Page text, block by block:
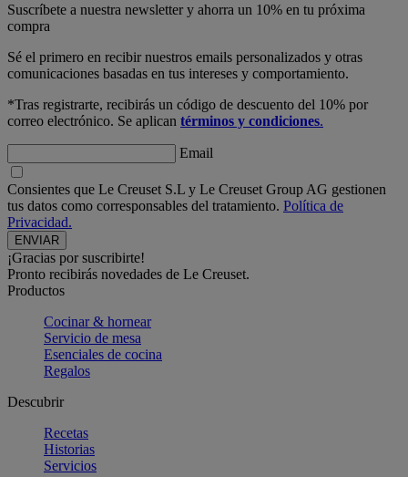
Suscríbete a nuestra newsletter y ahorra un 10% en tu próxima
compra
Sé el primero en recibir nuestros emails personalizados y otras
comunicaciones basadas en tus intereses y comportamiento.
*Tras registrarte, recibirás un código de descuento del 10% por
correo electrónico. Se aplican términos y condiciones.
Email
Consientes que Le Creuset S.L y Le Creuset Group AG gestionen
tus datos como corresponsables del tratamiento. Política de
Privacidad.
¡Gracias por suscribirte!
Pronto recibirás novedades de Le Creuset.
Productos
Cocinar & hornear
Servicio de mesa
Esenciales de cocina
Regalos
Descubrir
Recetas
Historias
Servicios